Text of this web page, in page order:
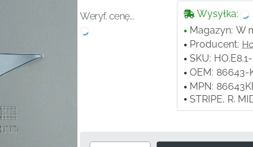
Weryf. cenę...
Wysyłka:
Magazyn: W
Producent:
SKU:
OEM: 86643-
MPN:
STRIPE, R.